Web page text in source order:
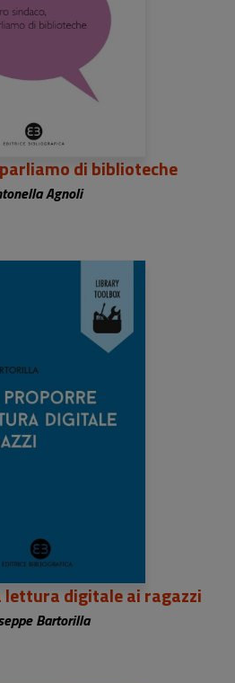
di biblioteche
Agnoli
lettura digitale ai ragazzi
Bartorilla